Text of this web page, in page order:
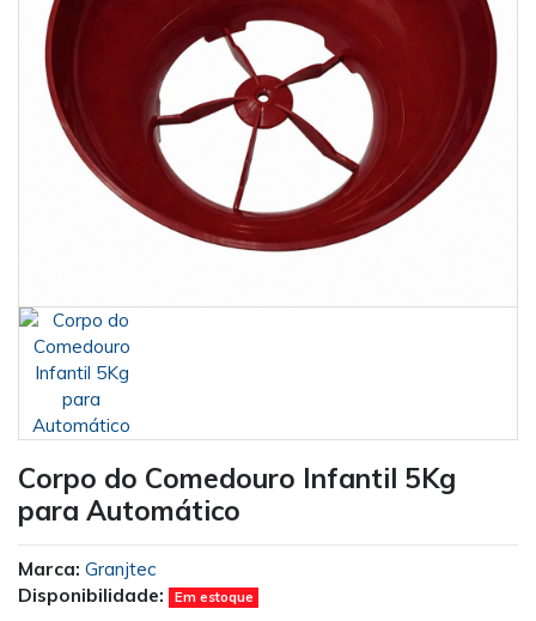
Corpo do Comedouro Infantil 5Kg
para Automático
Marca: Granjtec
Disponibilidade:
Em estoque